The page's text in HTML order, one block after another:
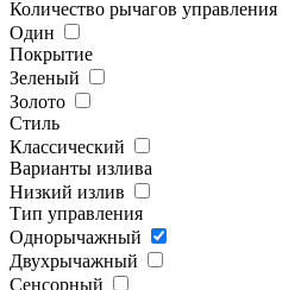
Количество рычагов управления
Один
Покрытие
Зеленый
Золото
Стиль
Классический
Варианты излива
Низкий излив
Тип управления
Однорычажный
Двухрычажный
Сенсорный